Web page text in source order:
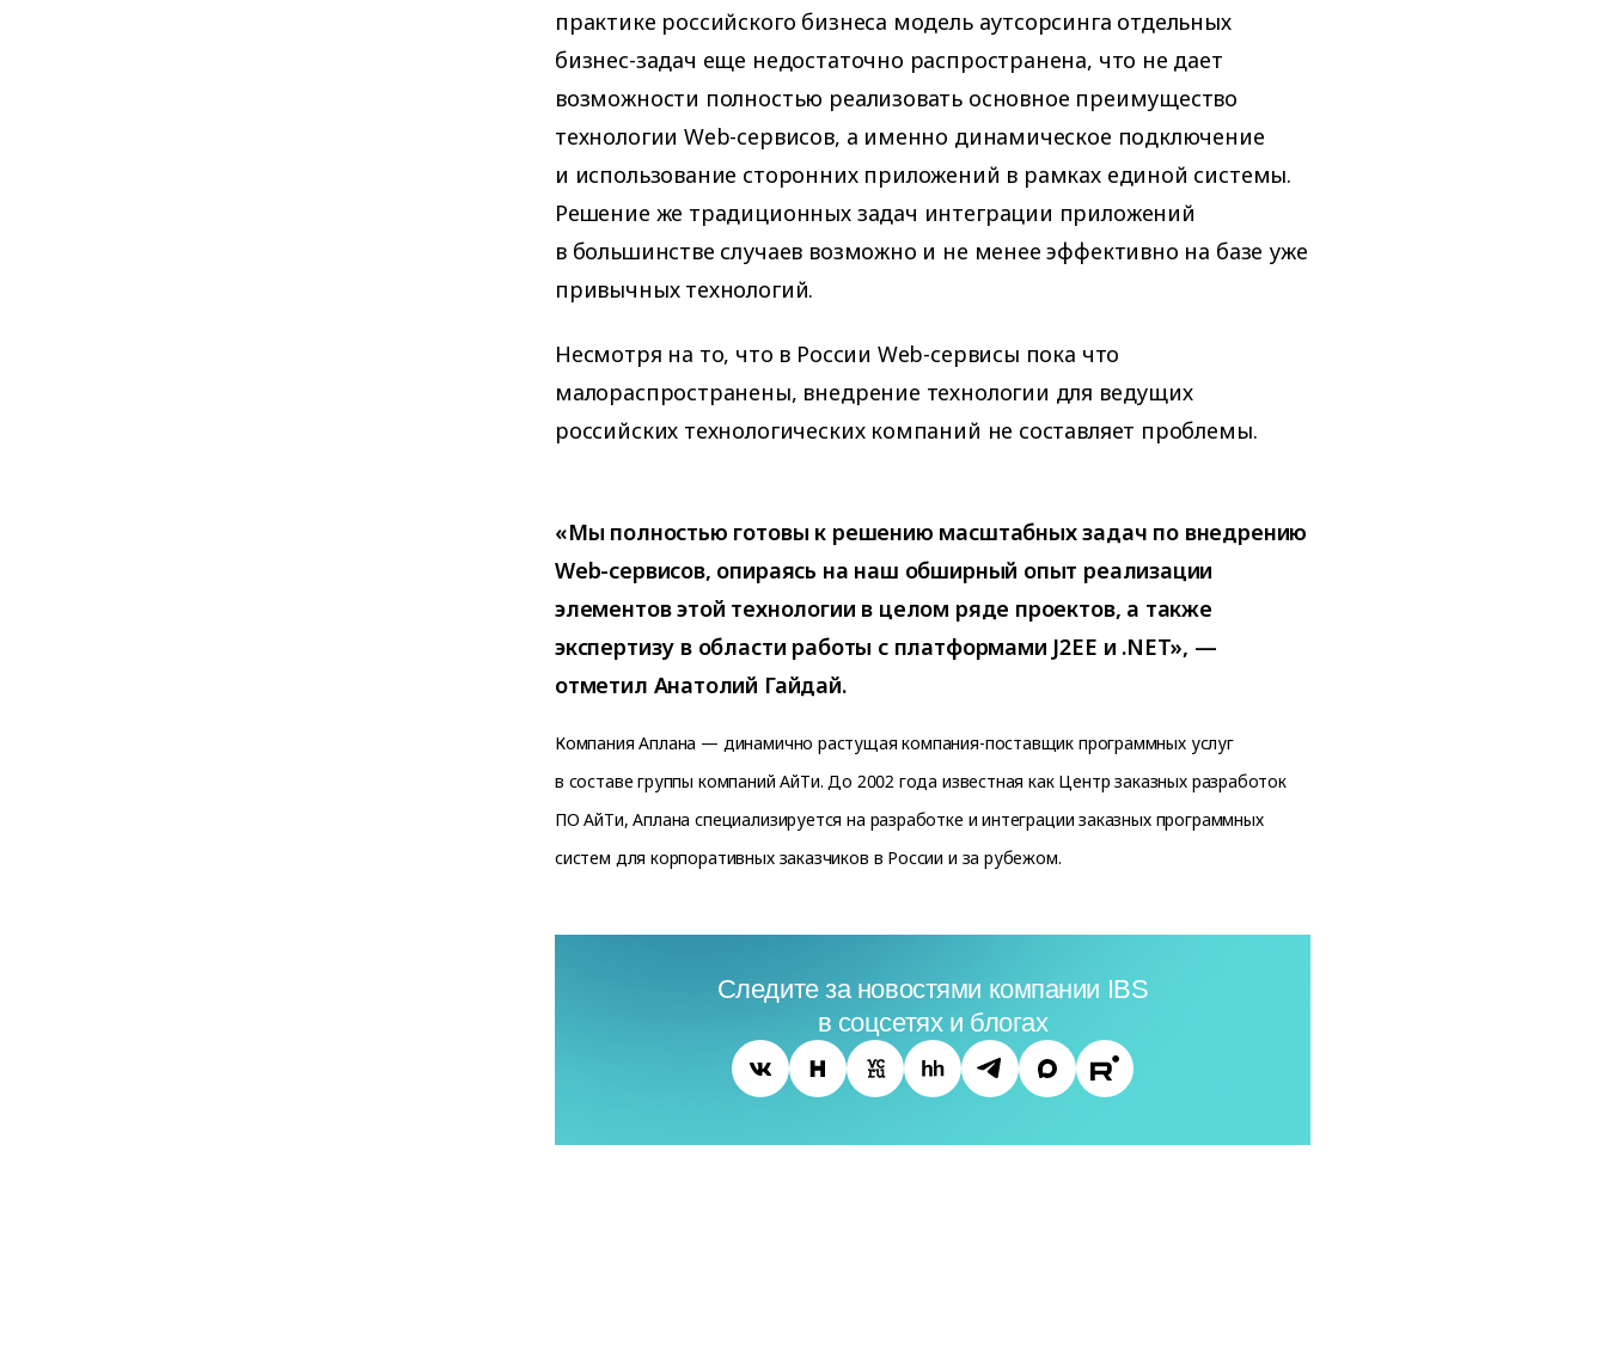
практике российского бизнеса модель аутсорсинга отдельных
бизнес-задач еще недостаточно распространена, что не дает
возможности полностью реализовать основное преимущество
технологии Web-сервисов, а именно динамическое подключение
и использование сторонних приложений в рамках единой системы.
Решение же традиционных задач интеграции приложений
в большинстве случаев возможно и не менее эффективно на базе уже
привычных технологий.
Несмотря на то, что в России Web-сервисы пока что
малораспространены, внедрение технологии для ведущих
российских технологических компаний не составляет проблемы.
«Мы полностью готовы к решению масштабных задач по внедрению
Web-сервисов, опираясь на наш обширный опыт реализации
элементов этой технологии в целом ряде проектов, а также
экспертизу в области работы с платформами J2EE и .NET», —
отметил Анатолий Гайдай.
Компания Аплана — динамично растущая компания-поставщик программных услуг
в составе группы компаний АйТи. До 2002 года известная как Центр заказных разработок
ПО АйТи, Аплана специализируется на разработке и интеграции заказных программных
систем для корпоративных заказчиков в России и за рубежом.
Следите за новостями компании IBS
в соцсетях и блогах